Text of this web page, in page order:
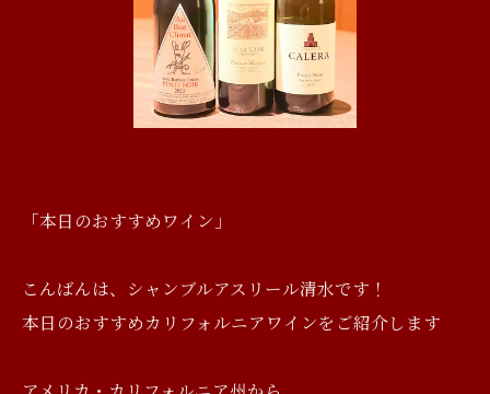
「本日のおすすめワイン」
こんばんは、シャンブルアスリール清水です！
本日のおすすめカリフォルニアワインをご紹介します